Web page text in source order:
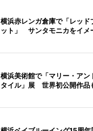
横浜赤レンガ倉庫で「レッド
ット」 サンタモニカをイ
横浜美術館で「マリー・アン
タイル」展 世界初公開作品